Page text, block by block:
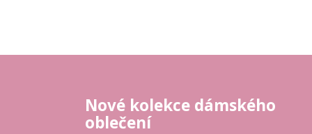
Nové kolekce dámského
oblečení